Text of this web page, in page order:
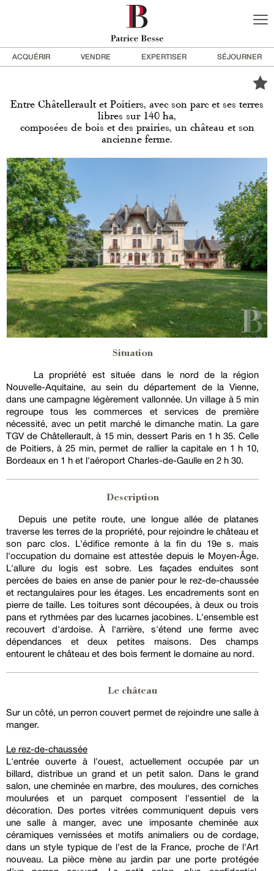
ACQUÉRIR VENDRE EXPERTISER SÉJOURNER
Entre Châtellerault et Poitiers, avec son parc et ses terres
libres sur 140 ha,
composées de bois et des prairies, un château et son
ancienne ferme.
Situation
La propriété est située dans le nord de la région
Nouvelle-Aquitaine, au sein du département de la Vienne,
dans une campagne légèrement vallonnée. Un village à 5 min
regroupe tous les commerces et services de première
nécessité, avec un petit marché le dimanche matin. La gare
TGV de Châtellerault, à 15 min, dessert Paris en 1 h 35. Celle
de Poitiers, à 25 min, permet de rallier la capitale en 1 h 10,
Bordeaux en 1 h et l'aéroport Charles-de-Gaulle en 2 h 30.
Description
Depuis une petite route, une longue allée de platanes
traverse les terres de la propriété, pour rejoindre le château et
son parc clos. L'édifice remonte à la fin du 19e s. mais
l'occupation du domaine est attestée depuis le Moyen-Âge.
L'allure du logis est sobre. Les façades enduites sont
percées de baies en anse de panier pour le rez-de-chaussée
et rectangulaires pour les étages. Les encadrements sont en
pierre de taille. Les toitures sont découpées, à deux ou trois
pans et rythmées par des lucarnes jacobines. L'ensemble est
recouvert d'ardoise. À l'arrière, s'étend une ferme avec
dépendances et deux petites maisons. Des champs
entourent le château et des bois ferment le domaine au nord.
Le château
Sur un côté, un perron couvert permet de rejoindre une salle à
manger.
Le rez-de-chaussée
L'entrée ouverte à l'ouest, actuellement occupée par un
billard, distribue un grand et un petit salon. Dans le grand
salon, une cheminée en marbre, des moulures, des corniches
moulurées et un parquet composent l'essentiel de la
décoration. Des portes vitrées communiquent depuis vers
une salle à manger, avec une imposante cheminée aux
céramiques vernissées et motifs animaliers ou de cordage,
dans un style typique de l'est de la France, proche de l'Art
nouveau. La pièce mène au jardin par une porte protégée